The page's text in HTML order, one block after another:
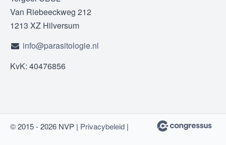
Van Riebeeckweg 212
1213 XZ Hilversum
info@parasitologie.nl
KvK: 40476856
© 2015 - 2026 NVP | Privacybeleid |